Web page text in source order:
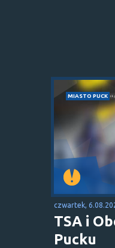
MIASTO PUCK
czwartek,
TSA i
Pucku